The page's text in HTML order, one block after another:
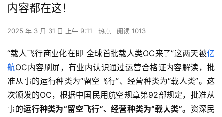
内容都在这！
2025 年 3 月 31 日 上午 9:11 热点 阅读 1013
“载人飞行商业化在即 全球首批载人类OC来了”这两天被亿
航OC内容刷屏，有业内认识通过运营合格证内容解读，批
准从事的运行种类为“留空飞行”、经营种类为“载人类”。这
次颁发的OC，根据中国民用航空规章第92部规定，批准从
事的运行种类为“留空飞行”、经营种类为“载人类”。 资深民